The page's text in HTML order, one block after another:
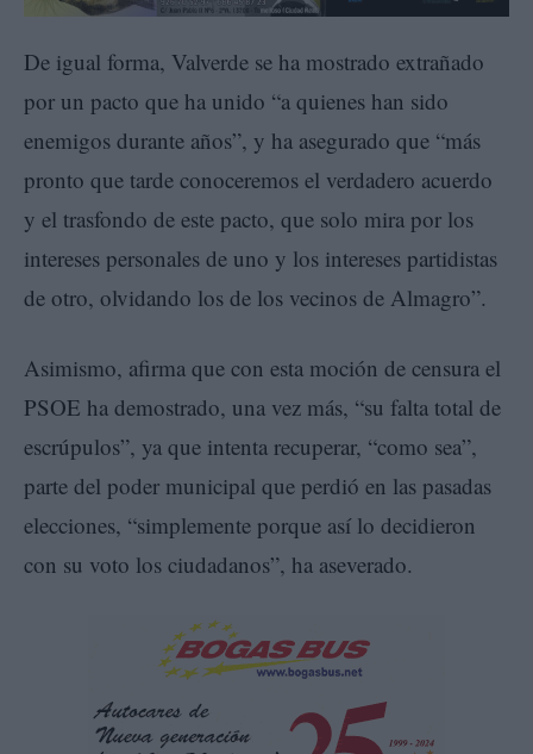
De igual forma, Valverde se ha mostrado extrañado
por un pacto que ha unido “a quienes han sido
enemigos durante años”, y ha asegurado que “más
pronto que tarde conoceremos el verdadero acuerdo
y el trasfondo de este pacto, que solo mira por los
intereses personales de uno y los intereses partidistas
de otro, olvidando los de los vecinos de Almagro”.
Asimismo, afirma que con esta moción de censura el
PSOE ha demostrado, una vez más, “su falta total de
escrúpulos”, ya que intenta recuperar, “como sea”,
parte del poder municipal que perdió en las pasadas
elecciones, “simplemente porque así lo decidieron
con su voto los ciudadanos”, ha aseverado.